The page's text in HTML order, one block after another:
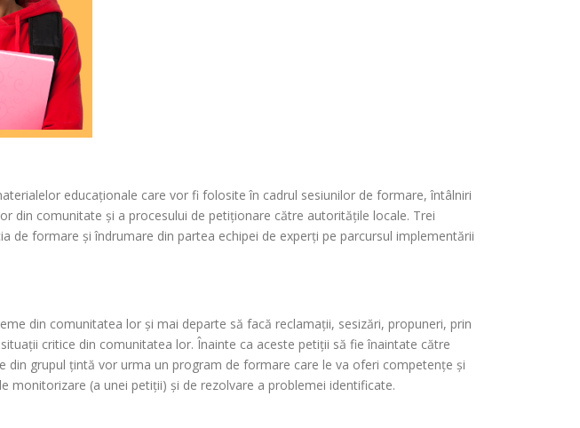
educaționale care vor fi folosite în cadrul sesiunilor de formare, întâlniri
din comunitate și a procesului de petiționare către autoritățile locale. Trei
formare și îndrumare din partea echipei de experți pe parcursul implementării
din comunitatea lor și mai departe să facă reclamații, sesizări, propuneri, prin
critice din comunitatea lor. Înainte ca aceste petiții să fie înaintate către
grupul țintă vor urma un program de formare care le va oferi competențe și
(a unei petiții) și de rezolvare a problemei identificate.